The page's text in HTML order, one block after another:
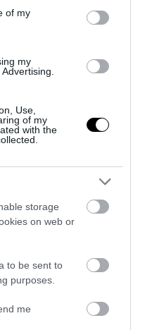
of my
my
Use,
of my
with the
storage
on web or
to be sent to
purposes.
me
HŐKUPOLA A LAKÁSBAN: ÍGY
VÁLJON AZ OTTHONOD
08-03